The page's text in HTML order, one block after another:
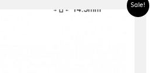
Sale!
cena